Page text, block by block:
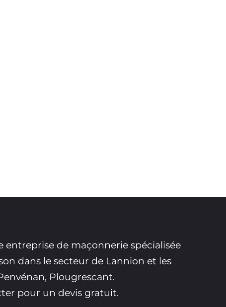
entreprise de maçonnerie spécialisée
dans le secteur de Lannion et les
Plougrescant.
pour un devis gratuit.